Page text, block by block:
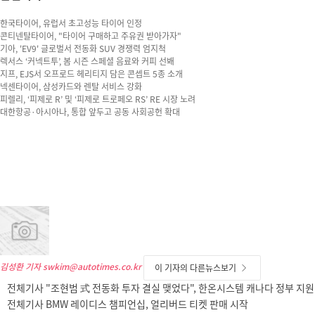
한국타이어, 유럽서 초고성능 타이어 인정
콘티넨탈타이어, "타이어 구매하고 주유권 받아가자"
기아, 'EV9' 글로벌서 전동화 SUV 경쟁력 엄지척
렉서스 ‘커넥트투’, 봄 시즌 스페셜 음료와 커피 선봬
지프, EJS서 오프로드 헤리티지 담은 콘셉트 5종 소개
넥센타이어, 삼성카드와 렌탈 서비스 강화
피렐리, ‘피제로 R’ 및 ‘피제로 트로페오 RS’ RE 시장 노려
대한항공·아시아나, 통합 앞두고 공동 사회공헌 확대
김성환 기자 swkim@autotimes.co.kr 이 기자의 다른뉴스보기
전체기사 "조현범 式 전동화 투자 결실 맺었다", 한온시스템 캐나다 정부 지
전체기사 BMW 레이디스 챔피언십, 얼리버드 티켓 판매 시작